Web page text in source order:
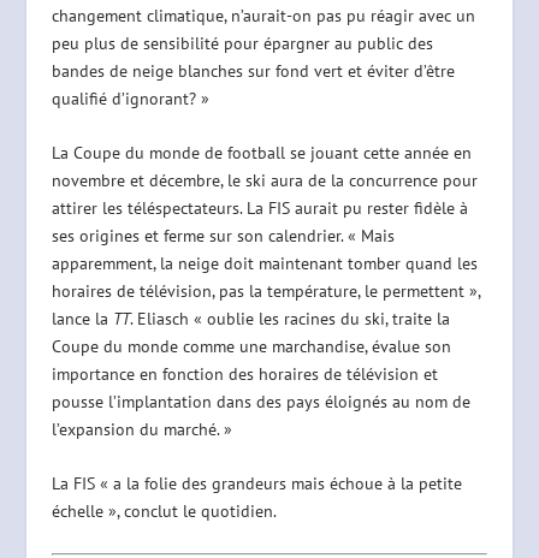
changement climatique, n’aurait-on pas pu réagir avec un
peu plus de sensibilité pour épargner au public des
bandes de neige blanches sur fond vert et éviter d’être
qualifié d’ignorant? »
La Coupe du monde de football se jouant cette année en
novembre et décembre, le ski aura de la concurrence pour
attirer les téléspectateurs. La FIS aurait pu rester fidèle à
ses origines et ferme sur son calendrier. « Mais
apparemment, la neige doit maintenant tomber quand les
horaires de télévision, pas la température, le permettent »,
lance la TT. Eliasch « oublie les racines du ski, traite la
Coupe du monde comme une marchandise, évalue son
importance en fonction des horaires de télévision et
pousse l’implantation dans des pays éloignés au nom de
l’expansion du marché. »
La FIS « a la folie des grandeurs mais échoue à la petite
échelle », conclut le quotidien.